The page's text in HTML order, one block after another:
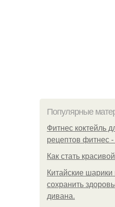
Популярные
Фитнес коктейль
рецептов фитнес -
Как стать
Китайские шарики
сохранить
дивана.